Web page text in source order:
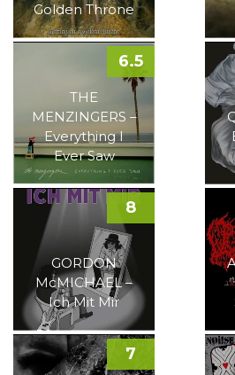
Golden Throne
THE
MENZINGERS –
Everything I
Ever Saw
6.5
GORDON
McMICHAEL –
Ich Mit Mir
8
7